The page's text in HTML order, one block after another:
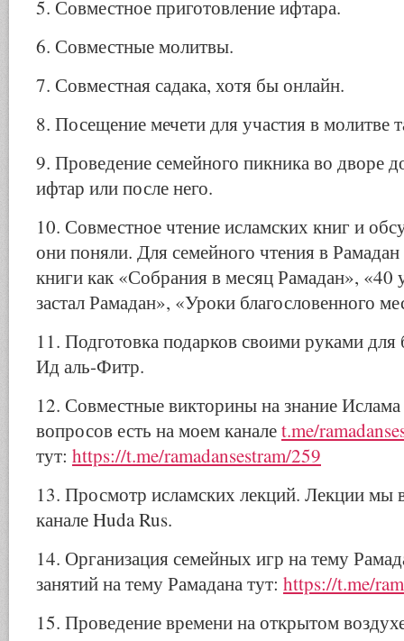
5. Совместное приготовление ифтара.
6. Совместные молитвы.
7. Совместная садака, хотя бы онлайн.
8. Посещение мечети для участия в молитве
9. Проведение семейного пикника во дворе
ифтар или после него.
10. Совместное чтение исламских книг и
они поняли. Для семейного чтения в
книги как «Собрания в месяц Рамадан», «40
застал Рамадан», «Уроки благословенного
11. Подготовка подарков своими руками для
Ид аль-Фитр.
12. Совместные викторины на знание
вопросов есть на моем каналеt.me/
тут: https://t.me/ramadansestram/259
13. Просмотр исламских лекций. Лекции мы
канале Huda Rus.
14. Организация семейных игр на тему
занятий на тему Рамадана тут: https://t.me/
15. Проведение времени на открытом